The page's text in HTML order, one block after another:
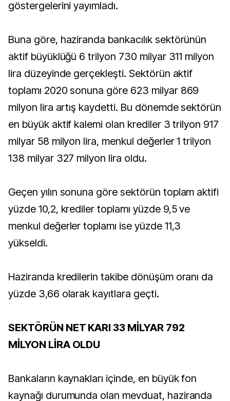
göstergelerini yayımladı.
Buna göre, haziranda bankacılık sektörünün
aktif büyüklüğü 6 trilyon 730 milyar 311 milyon
lira düzeyinde gerçekleşti. Sektörün aktif
toplamı 2020 sonuna göre 623 milyar 869
milyon lira artış kaydetti. Bu dönemde sektörün
en büyük aktif kalemi olan krediler 3 trilyon 917
milyar 58 milyon lira, menkul değerler 1 trilyon
138 milyar 327 milyon lira oldu.
Geçen yılın sonuna göre sektörün toplam aktifi
yüzde 10,2, krediler toplamı yüzde 9,5 ve
menkul değerler toplamı ise yüzde 11,3
yükseldi.
Haziranda kredilerin takibe dönüşüm oranı da
yüzde 3,66 olarak kayıtlara geçti.
SEKTÖRÜN NET KARI 33 MİLYAR 792
MİLYON LİRA OLDU
Bankaların kaynakları içinde, en büyük fon
kaynağı durumunda olan mevduat, haziranda